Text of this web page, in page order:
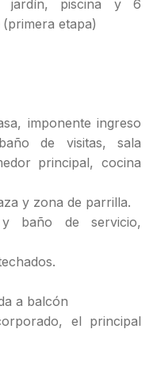
jardín, piscina y 6
etapa)
imponente ingreso
de visitas, sala
principal, cocina
y zona de parrilla.
baño de servicio,
a balcón
el principal